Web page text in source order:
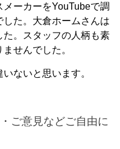
ーカーをYouTubeで調
た。大倉ホームさんは
。スタッフの人柄も素
せんでした。
ないと思います。
ご意見などご自由に